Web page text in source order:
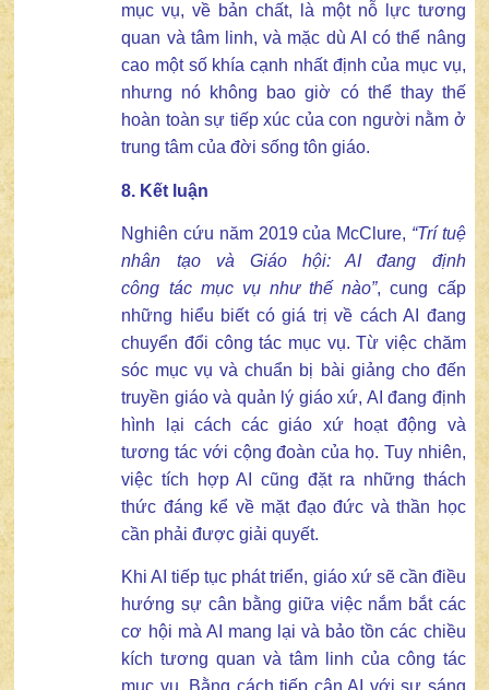
mục vụ, về bản chất, là một nỗ lực tương
quan và tâm linh, và mặc dù AI có thể nâng
cao một số khía cạnh nhất định của mục vụ,
nhưng nó không bao giờ có thể thay thế
hoàn toàn sự tiếp xúc của con người nằm ở
trung tâm của đời sống tôn giáo.
8. Kết luận
Nghiên cứu năm 2019 của McClure, “Trí tuệ
nhân tạo và Giáo hội: AI đang định
công tácmục vụ như thế nào”, cung cấp
những hiểu biết có giá trị về cách AI đang
chuyển đổi công tác mục vụ. Từ việc chăm
sóc mục vụ và chuẩn bị bài giảng cho đến
truyền giáo và quản lý giáo xứ, AI đang định
hình lại cách các giáo xứ hoạt động và
tương tác với cộng đoàn của họ. Tuy nhiên,
việc tích hợp AI cũng đặt ra những thách
thức đáng kể về mặt đạo đức và thần học
cần phải được giải quyết.
Khi AI tiếp tục phát triển, giáo xứ sẽ cần điều
hướng sự cân bằng giữa việc nắm bắt các
cơ hội mà AI mang lại và bảo tồn các chiều
kích tương quan và tâm linh của công tác